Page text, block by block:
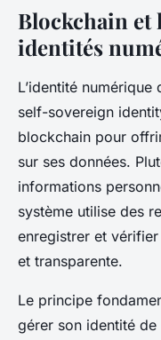
Blockchain et
identités
L’identité
self-sovereign
blockchain pour
sur ses données.
informations
système utilise des
enregistrer et
et transparente.
Le principe
gérer son identité